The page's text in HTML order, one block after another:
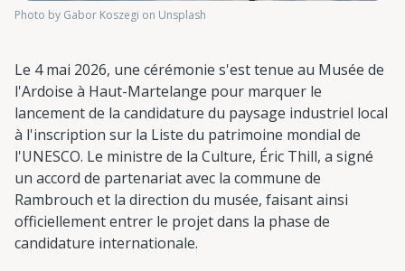
Photo by Gabor Koszegi on Unsplash
Le 4 mai 2026, une cérémonie s'est tenue au Musée de
l'Ardoise à Haut-Martelange pour marquer le
lancement de la candidature du paysage industriel local
à l'inscription sur la Liste du patrimoine mondial de
l'UNESCO. Le ministre de la Culture, Éric Thill, a signé
un accord de partenariat avec la commune de
Rambrouch et la direction du musée, faisant ainsi
officiellement entrer le projet dans la phase de
candidature internationale.